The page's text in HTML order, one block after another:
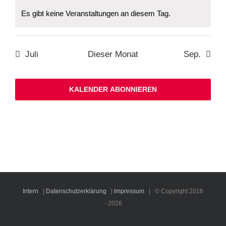
Hinweis
Es gibt keine Veranstaltungen an diesem Tag.
Juli Dieser Monat Sep.
KALENDER ABONNIEREN
Intern Datenschutzerklärung Impressum | © Copyright 2016
- 2026